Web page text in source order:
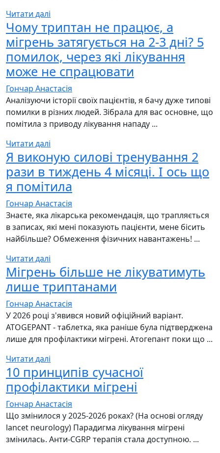
Читати далі
Чому триптан не працює, а
мігрень затягується на 2-3 дні? 5
помилок, через які лікування
може не спрацювати
Гончар Анастасія
Аналізуючи історії своїх пацієнтів, я бачу дуже типові
помилки в різних людей. Зібрала для вас основне, що
помітила з приводу лікування нападу ...
Читати далі
Я виконую силові тренування 2
рази в тиждень 4 місяці. І ось що
я помітила
Гончар Анастасія
Знаєте, яка лікарська рекомендація, що трапляється
в записах, які мені показують пацієнти, мене бісить
найбільше? Обмеження фізичних навантажень! ...
Читати далі
Мігрень більше не лікуватимуть
лише триптанами
Гончар Анастасія
У 2026 році з'явився новий офіційний варіант.
ATOGEPANT - таблетка, яка раніше була підтверджена
лише для профілактики мігрені. Атогепант поки що ...
Читати далі
10 принципів сучасної
профілактики мігрені
Гончар Анастасія
Що змінилося у 2025-2026 роках? (На основі огляду
lancet neurology) Парадигма лікування мігрені
змінилась. Анти-CGRP терапія стала доступною. ...